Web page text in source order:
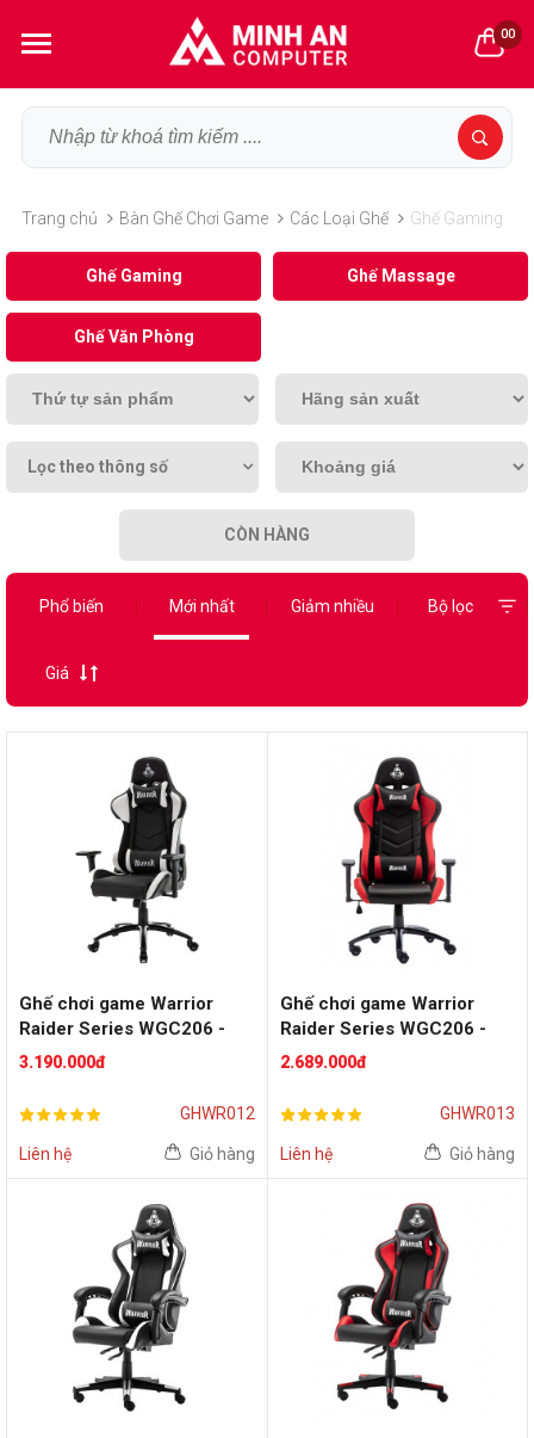
00
Trang chủ Bàn Ghế Chơi Game Các Loại Ghế Ghế Gaming
Ghế Gaming Ghế Massage
Ghế Văn Phòng
Lọc theo thông số
CÒN HÀNG
Phổ biến Mới nhất Giảm nhiều Bộ lọc
Giá
Ghế chơi game Warrior
Raider Series WGC206 -
Black/White
3.190.000đ
GHWR012
Liên hệ Giỏ hàng
Ghế chơi game Warrior
Raider Series WGC206 -
Black/Red
2.689.000đ
GHWR013
Liên hệ Giỏ hàng